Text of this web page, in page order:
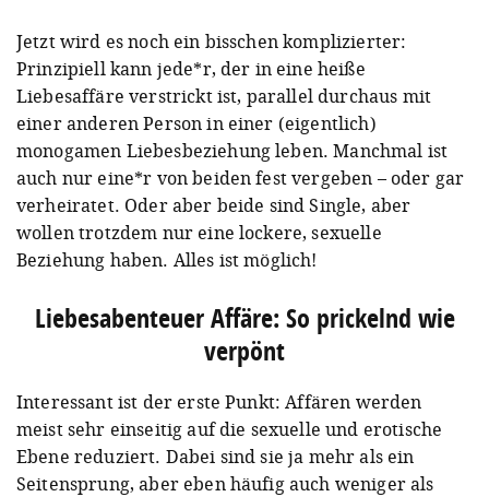
Jetzt wird es noch ein bisschen komplizierter:
Prinzipiell kann jede*r, der in eine heiße
Liebesaffäre verstrickt ist, parallel durchaus mit
einer anderen Person in einer (eigentlich)
monogamen Liebesbeziehung leben. Manchmal ist
auch nur eine*r von beiden fest vergeben – oder gar
verheiratet. Oder aber beide sind Single, aber
wollen trotzdem nur eine lockere, sexuelle
Beziehung haben. Alles ist möglich!
Liebesabenteuer Affäre: So prickelnd wie
verpönt
Interessant ist der erste Punkt: Affären werden
meist sehr einseitig auf die sexuelle und erotische
Ebene reduziert. Dabei sind sie ja mehr als ein
Seitensprung, aber eben häufig auch weniger als